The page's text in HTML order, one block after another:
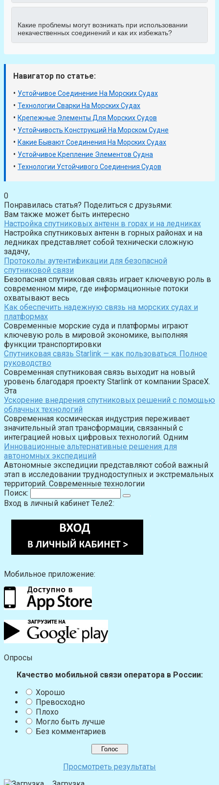
Какие проблемы могут возникать при использовании
некачественных соединений и как их избежать?
Навигатор по статье:
• Устойчивое Соединение На Морских Судах
• Технологии Сварки На Морских Судах
• Крепежные Элементы Для Морских Судов
• Устойчивость Конструкций На Морском Судне
• Какие Бывают Соединения На Морских Судах
• Устойчивое Крепление Элементов Судна
• Технологии Устойчивого Соединения Судов
0
Понравилась статья? Поделиться с друзьями:
Вам также может быть интересно
Настройка спутниковых антенн в горах и на ледниках
Настройка спутниковых антенн в горных районах и на
ледниках представляет собой технически сложную
задачу,
Протоколы аутентификации для безопасной
спутниковой связи
Безопасная спутниковая связь играет ключевую роль в
современном мире, где информационные потоки
охватывают весь
Как обеспечить надежную связь на морских судах и
платформах
Современные морские суда и платформы играют
ключевую роль в мировой экономике, выполняя
функции транспортировки
Спутниковая связь Starlink — как пользоваться. Полное
руководство
Современная спутниковая связь выходит на новый
уровень благодаря проекту Starlink от компании SpaceX.
Эта
Ускорение внедрения спутниковых решений с помощью
облачных технологий
Современная космическая индустрия переживает
значительный этап трансформации, связанный с
интеграцией новых цифровых технологий. Одним
Инновационные альтернативные решения для
автономных экспедиций
Автономные экспедиции представляют собой важный
этап в исследовании труднодоступных и экстремальных
территорий. Современные технологии
Поиск:
Вход в личный кабинет Теле2:
Мобильное приложение:
Опросы
Качество мобильной связи оператора в России:
Хорошо
Превосходно
Плохо
Могло быть лучше
Без комментариев
Просмотреть результаты